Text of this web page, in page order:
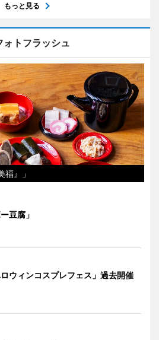
もっと見る
ォトフラッシュ
福』」
豆腐」
ロウィンコスプレフェス」過去開催